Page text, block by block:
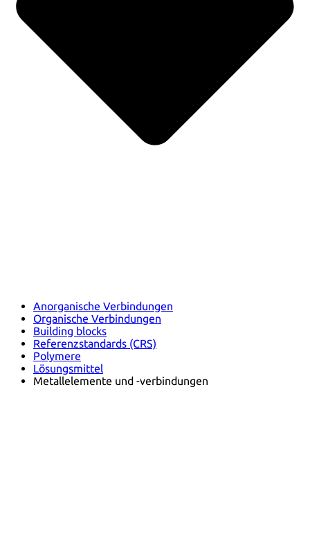
Anorganische Verbindungen
Organische Verbindungen
Building blocks
Referenzstandards (CRS)
Polymere
Lösungsmittel
Metallelemente und -verbindungen